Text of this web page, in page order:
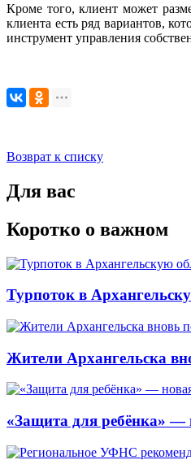
Кроме того, клиент может
клиента есть ряд вариантов,
инструмент управления
Возврат к списку
Для вас
Коротко о важном
Турпоток в
Жители Архангельска
«Защита для ребёнка» —